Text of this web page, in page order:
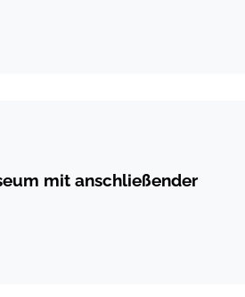
mit anschließender